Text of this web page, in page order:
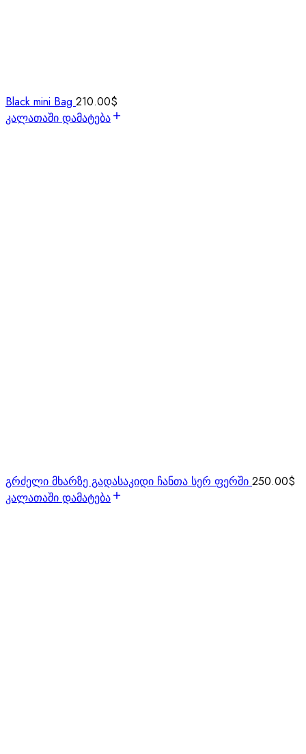
Black mini Bag 210.00$
კალათაში დამატება
გრძელი მხარზე გადასაკიდი ჩანთა სერ ფერში 250.00$
კალათაში დამატება